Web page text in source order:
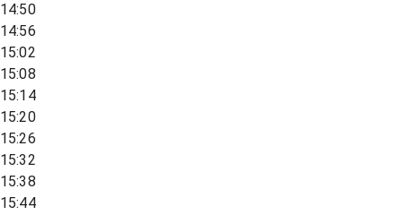
14:50
14:56
15:02
15:08
15:14
15:20
15:26
15:32
15:38
15:44